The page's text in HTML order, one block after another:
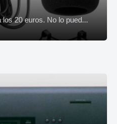
20 euros. No lo pued...